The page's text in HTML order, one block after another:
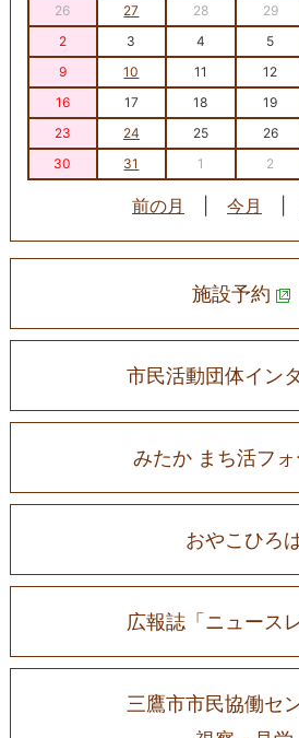
26
27 28 29
2
3 4 5
9
10 11 12
16
17 18 19
23
24 25 26
30
31 1 2
前の月 今月
施設予約
市民活動団体イン
みたか まち活フ
おやこひろ
広報誌「ニュース
三鷹市市民協働セ